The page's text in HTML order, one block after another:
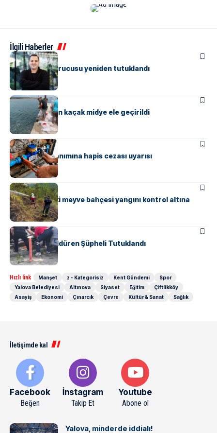
İlgili Haberler
ASAYIŞ
Papara’nın kurucusu yeniden tutuklandı
ASAYIŞ
Yalova’da 3 ton kaçak midye ele geçirildi
ASAYIŞ
Kaçak su kullanımına hapis cezası uyarısı
ASAYIŞ
Güneyköy’deki meyve bahçesi yangını kontrol altına
alındı
ASAYIŞ
Komşusunu Öldüren Şüpheli Tutuklandı
Hızlı link Manşet z - Kategorisiz Kent Gündemi
Spor
Yalova Belediyesi
Altınova Siyaset Eğitim
Çiftlikköy
Asayiş
Ekonomi Çınarcık Çevre Kültür & Sanat Sağlık
İletişimde kal
Facebook
Beğen
İnstagram
Takip Et
Youtube
Abone ol
Yalova, minderde iddialı!